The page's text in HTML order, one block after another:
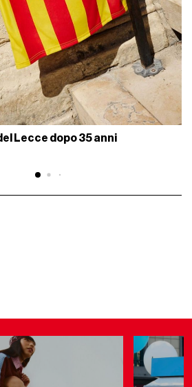
Lecce dopo 35 anni